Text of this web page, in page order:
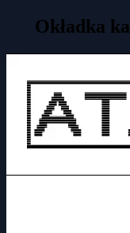
Okładka